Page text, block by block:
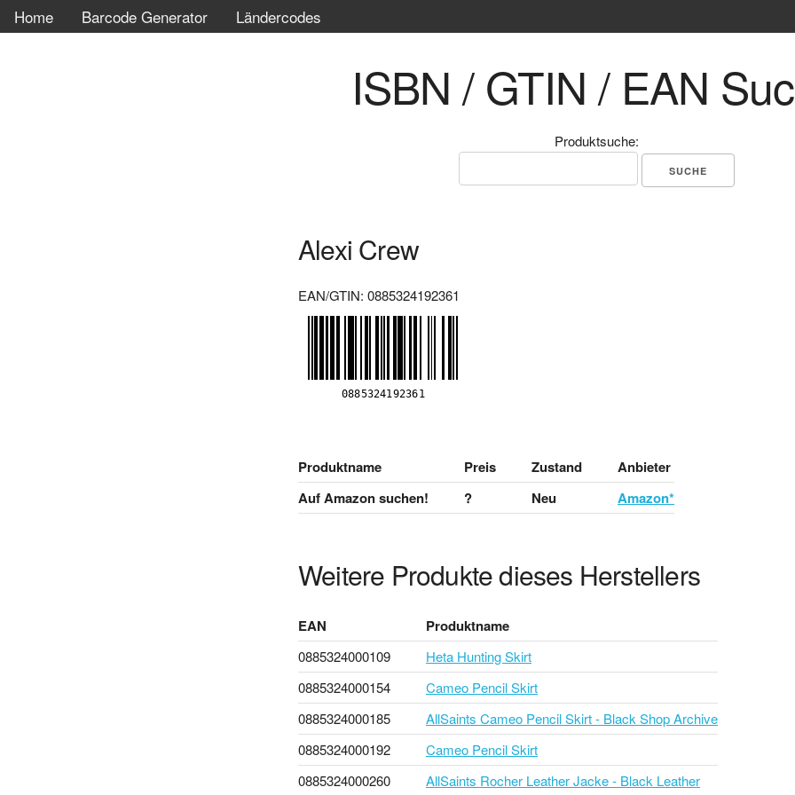
Home Barcode Generator Ländercodes
ISBN / GTIN / EAN
Produktsuche:
Alexi Crew
EAN/GTIN: 0885324192361
Produktname Preis Zustand
Anbieter
Auf Amazon suchen!
? Neu Amazon*
Weitere Produkte dieses Herstellers
EAN Produktname
0885324000109
Heta Hunting Skirt
0885324000154
Cameo Pencil Skirt
0885324000185
AllSaints Cameo Pencil Skirt - Black Shop Archive
0885324000192
Cameo Pencil Skirt
0885324000260
AllSaints Rocher Leather Jacke - Black Leather